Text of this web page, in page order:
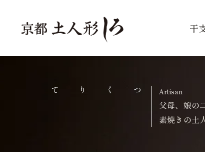
干
つくりて Artisan
父母、娘の
素焼きの土